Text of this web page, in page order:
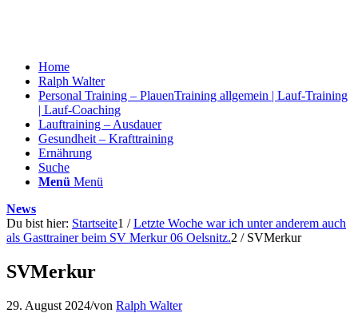
Home
Ralph Walter
Personal Training – PlauenTraining allgemein | Lauf-Training
| Lauf-Coaching
Lauftraining – Ausdauer
Gesundheit – Krafttraining
Ernährung
Suche
Menü Menü
News
Du bist hier: Startseite1 / Letzte Woche war ich unter anderem auch
als Gasttrainer beim SV Merkur 06 Oelsnitz.2 / SVMerkur
SVMerkur
29. August 2024/von Ralph Walter